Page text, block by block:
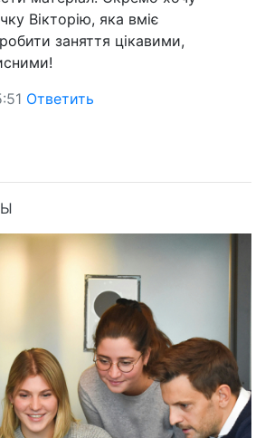
Вікторію, яка вміє
заняття цікавими,
Ответить